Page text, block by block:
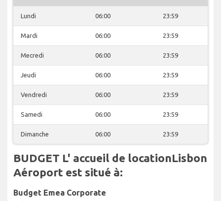
Lundi 06:00 23:59
Mardi 06:00 23:59
Mecredi 06:00 23:59
Jeudi 06:00 23:59
Vendredi 06:00 23:59
Samedi 06:00 23:59
Dimanche 06:00 23:59
BUDGET L' accueil de locationLisbon
Aéroport est situé à:
Budget Emea Corporate